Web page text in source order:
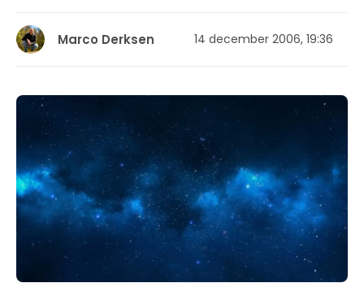
Marco Derksen 14 december 2006, 19:36